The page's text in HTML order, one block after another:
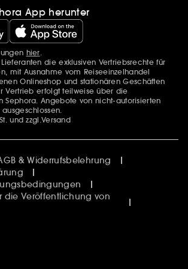
App herunter
hier.
die exklusiven Vertriebsrechte für
mit Ausnahme vom Reiseeinzelhandel
Onlineshop und stationären Geschäften
Vertrieb erfolgt teilweise über die
Sephora. Angebote von nicht-autorisierten
und zzgl.Versand
& Widerrufsbelehrung
die Veröffentlichung von